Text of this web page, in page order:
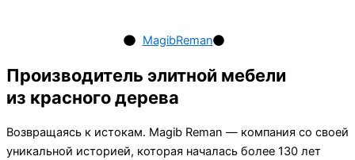
MagibReman
Производитель элитной мебели
из красного дерева
Возвращаясь к истокам. Magib Reman — компания со своей
уникальной историей, которая началась более 130 лет